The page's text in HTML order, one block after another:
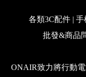
各類3C配件 |
批發&商品
ONAIR致力將行動